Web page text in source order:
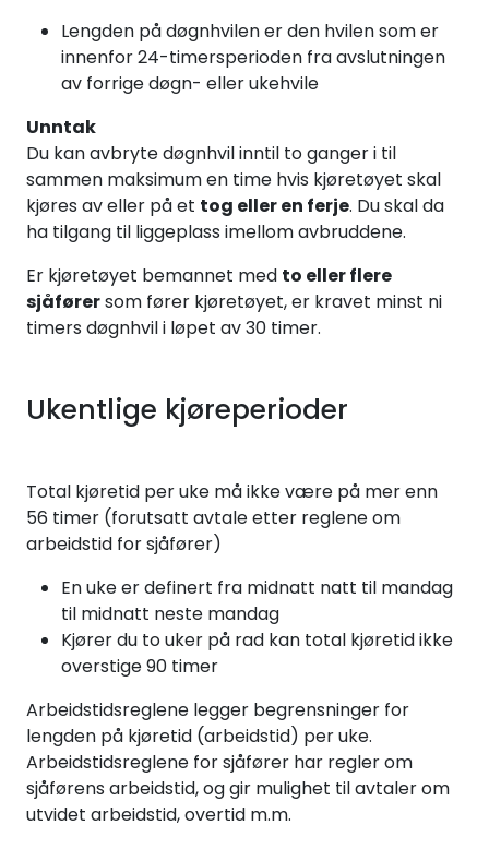
Lengden på døgnhvilen er den hvilen som er
innenfor 24-timersperioden fra avslutningen
av forrige døgn- eller ukehvile
Unntak
Du kan avbryte døgnhvil inntil to ganger i til
sammen maksimum en time hvis kjøretøyet skal
kjøres av eller på et tog eller en ferje. Du skal da
ha tilgang til liggeplass imellom avbruddene.
Er kjøretøyet bemannet med to eller flere
sjåførersom fører kjøretøyet, er kravet minst ni
timers døgnhvil i løpet av 30 timer.
Ukentlige kjøreperioder
Total kjøretid per uke må ikke være på mer enn
56 timer (forutsatt avtale etter reglene om
arbeidstid for sjåfører)
En uke er definert fra midnatt natt til mandag
til midnatt neste mandag
Kjører du to uker på rad kan total kjøretid ikke
overstige 90 timer
Arbeidstidsreglene legger begrensninger for
lengden på kjøretid (arbeidstid) per uke.
Arbeidstidsreglene for sjåfører har regler om
sjåførens arbeidstid, og gir mulighet til avtaler om
utvidet arbeidstid, overtid m.m.